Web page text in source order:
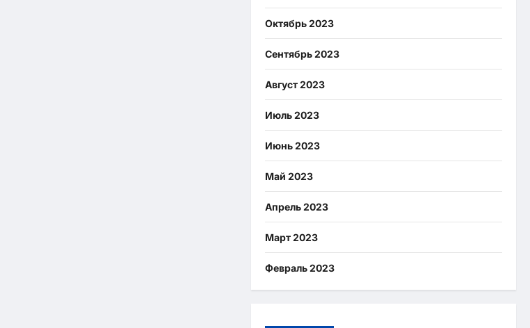
Октябрь 2023
Сентябрь 2023
Август 2023
Июль 2023
Июнь 2023
Май 2023
Апрель 2023
Март 2023
Февраль 2023